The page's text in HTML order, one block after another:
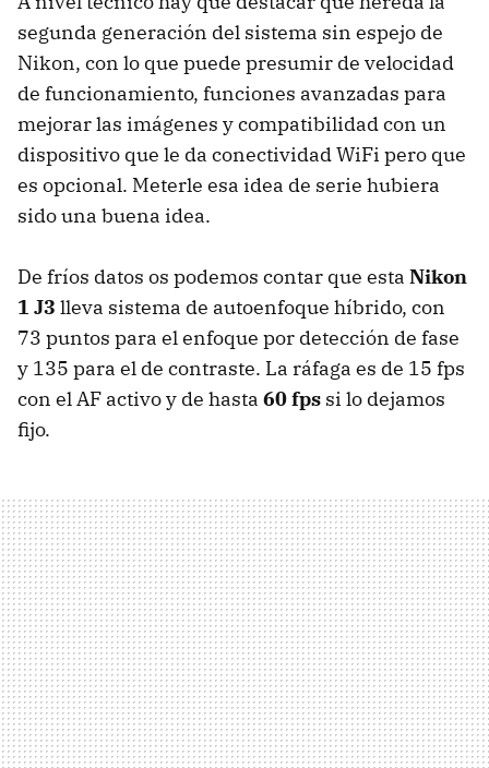
segunda generación del sistema sin espejo de
Nikon, con lo que puede presumir de velocidad
de funcionamiento, funciones avanzadas para
mejorar las imágenes y compatibilidad con un
dispositivo que le da conectividad WiFi pero que
es opcional. Meterle esa idea de serie hubiera
sido una buena idea.
De fríos datos os podemos contar que esta Nikon
1 J3 lleva sistema de autoenfoque híbrido, con
73 puntos para el enfoque por detección de fase
y 135 para el de contraste. La ráfaga es de 15 fps
con el AF activo y de hasta 60 fps si lo dejamos
fijo.